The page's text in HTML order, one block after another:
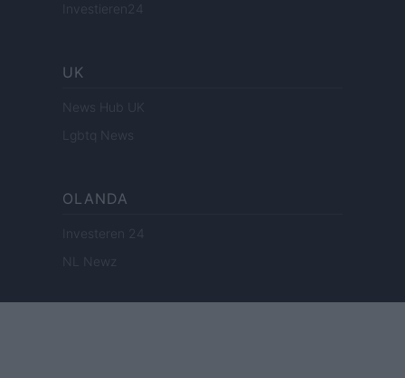
Investieren24
UK
News Hub UK
Lgbtq News
OLANDA
Investeren 24
NL Newz